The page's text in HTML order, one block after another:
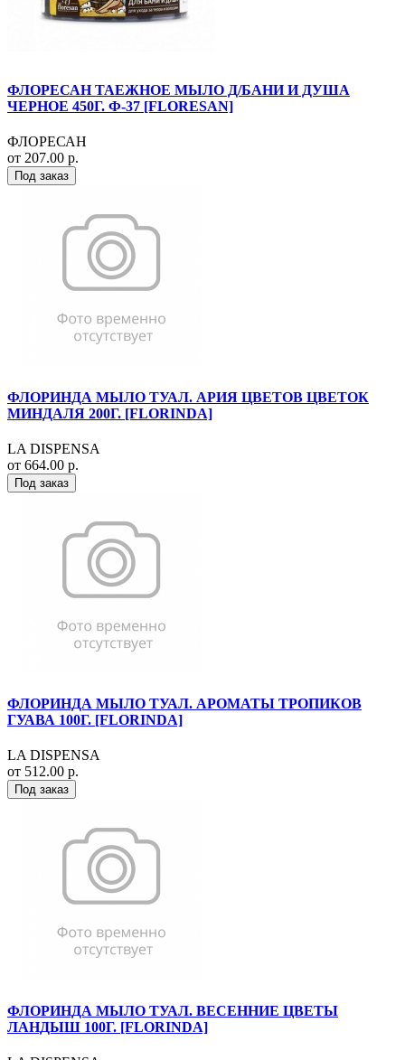
ФЛОРЕСАН ТАЕЖНОЕ МЫЛО Д/БАНИ И ДУША
ЧЕРНОЕ 450Г. Ф-37 [FLORESAN]
ФЛОРЕСАН
от 207.00 р.
Под заказ
ФЛОРИНДА МЫЛО ТУАЛ. АРИЯ ЦВЕТОВ ЦВЕТОК
МИНДАЛЯ 200Г. [FLORINDA]
LA DISPENSA
от 664.00 р.
Под заказ
ФЛОРИНДА МЫЛО ТУАЛ. АРОМАТЫ ТРОПИКОВ
ГУАВА 100Г. [FLORINDA]
LA DISPENSA
от 512.00 р.
Под заказ
ФЛОРИНДА МЫЛО ТУАЛ. ВЕСЕННИЕ ЦВЕТЫ
ЛАНДЫШ 100Г. [FLORINDA]